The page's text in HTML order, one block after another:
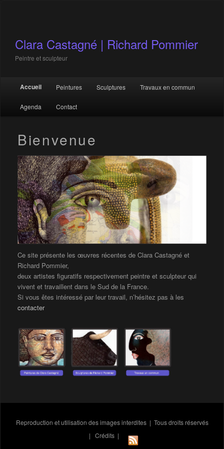
Clara Castagné | Richard Pommier
Peintre et sculpteur
Menu principal
Aller au contenu principal
Aller au contenu secondaire
Accueil Peintures Sculptures Travaux en commun
Agenda Contact
Bienvenue
Ce site présente les œuvres récentes de Clara Castagné et
Richard Pommier,
deux artistes figuratifs respectivement peintre et sculpteur qui
vivent et travaillent dans le Sud de la France.
Si vous êtes intéressé par leur travail, n’hésitez pas à les
contacter
Reproduction et utilisation des images interdites | Tous droits réservés
| Crédits|